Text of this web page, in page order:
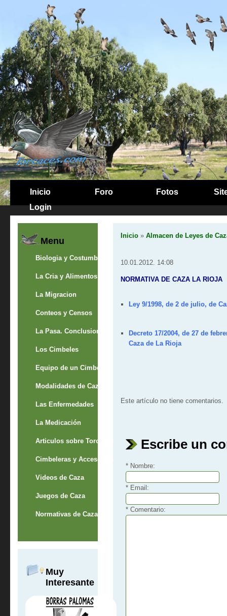
Inicio Foro Fotos
Login
Menu
Biologia y Costumbres
La Cria y Alimentos
La Migracion
Conteos y Censos
La Pasa. Conclusion
Los Cimbeles
Equipo de un Cimbelero
Modalidades de Caza
Las Enfermedades
La Medicación
Articulos sobre Torcaces
Cimbeleras y Accesorios
Videos de Caza
Juegos de Caza
Normativas de Caza
Muy
Interesante
Inicio» Almacen de Leyes de
10.01.2012. 14:08
NORMATIVA DE CAZA LA RIOJA
Ley 9/1998, de 2 de julio, de
Decreto 17/2004, de 27 de
Caza de La Rioja
Este artículo no tiene comentarios.
Escribe un
* Nombre:
* Email:
* Comentario: